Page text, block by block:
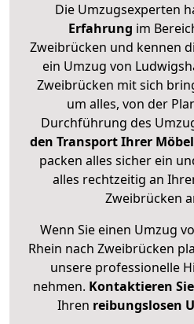
Die Umzugsexperten
Erfahrung im
Zweibrücken und kennen
ein Umzug von
Zweibrücken mit sich
um alles, von der
Durchführung des
den Transport Ihrer
packen alles sicher ein
alles rechtzeitig an
Zweibrücken
Wenn Sie einen Umzug
Rhein nach Zweibrücken
unsere professionelle
nehmen. Kontaktieren
Ihren reibungslosen